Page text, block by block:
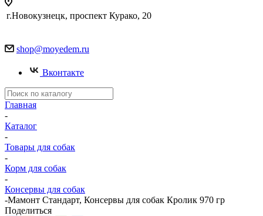
г.Новокузнецк, проспект Курако, 20
shop@moyedem.ru
Вконтакте
Главная
-
Каталог
-
Товары для собак
-
Корм для собак
-
Консервы для собак
-Мамонт Стандарт, Консервы для собак Кролик 970 гр
Поделиться